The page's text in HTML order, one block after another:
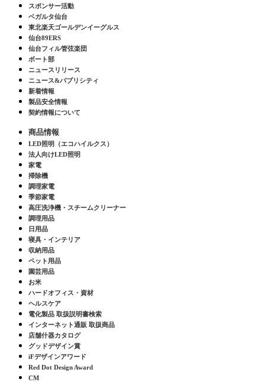
スポンサー活動
ベガルタ仙台
東北楽天ゴールデンイーグルス
仙台89ERS
仙台フィル管弦楽団
ボート部
ニュースリリース
ニュース&パブリシティ
新着情報
製品安全情報
契約情報について
商品情報
LED照明（エコハイルクス）
法人向けLED照明
家電
掃除機
調理家電
季節家電
高圧洗浄機・スチームクリーナー
調理用品
日用品
寝具・インテリア
収納用品
ペット用品
園芸用品
お米
ハードオフィス・資材
ヘルスケア
電化製品 取扱説明書検索
インターネット通販 取扱商品
店舗什器カタログ
グッドデザイン賞
iFデザインアワード
Red Dot Design Award
CM